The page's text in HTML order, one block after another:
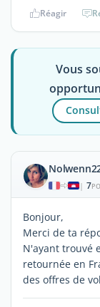
Réagir
Vous
| 7
Bonjour,
Merci de ta
N'ayant trouvé
retournée en
des offres de